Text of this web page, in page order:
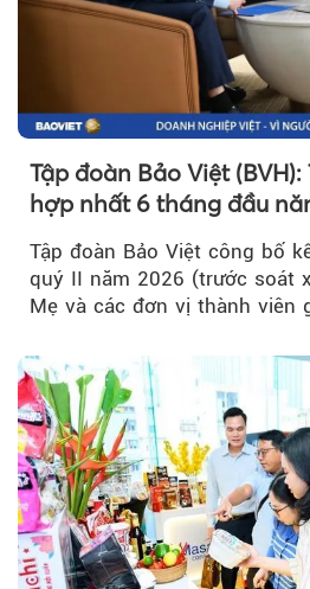
Tập đoàn Bảo Việt
hợp nhất 6 tháng đầu
Tập đoàn Bảo Việt công bố
quý II năm 2026 (trước soát
Mẹ và các đơn vị thành viên